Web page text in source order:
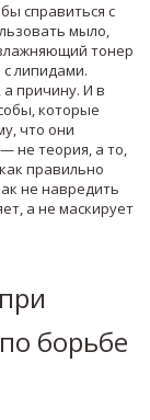
справиться с
мыло,
тонер
липидами.
причину. И в
которые
что они
не теория, а то,
правильно
не навредить
а не маскирует
борьбе